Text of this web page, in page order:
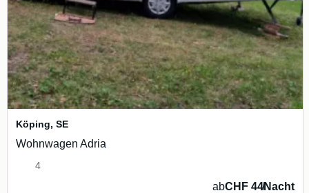
Köping, SE
Wohnwagen Adria
4
abCHF 44/Nacht